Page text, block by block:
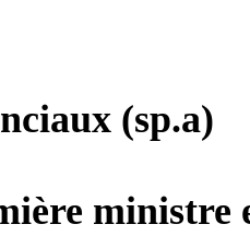
(sp.a)
ministre